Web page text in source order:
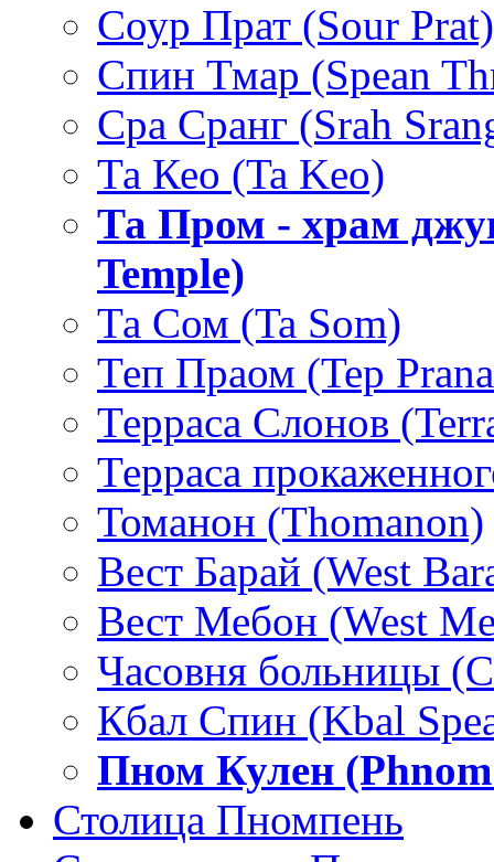
Соур Прат (Sour Prat)
Спин Тмар (Spean
Сра Сранг (Srah
Та Кео (Ta Keo)
Та Пром - храм
Temple)
Та Сом (Ta Som)
Теп Праом (Tep
Терраса Слонов
Терраса
Томанон (Thomanon)
Вест Барай (West
Вест Мебон (West
Часовня больницы
Кбал Спин (Kbal
Пном Кулен
Столица Пномпень